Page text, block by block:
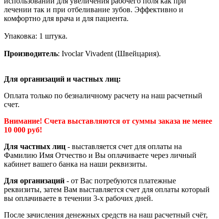
лечении так и при отбеливание зубов. Эффективно и
комфортно для врача и для пациента.
Упаковка: 1 штука.
Производитель: Ivoclar Vivadent (Швейцария).
Для организаций и частных лиц:
Оплата только по безналичному расчету на наш расчетный
счет.
Внимание! Счета выставляются от суммы заказа не менее
10 000 руб!
Для частных лиц - выставляется счет для оплаты на
Фамилию Имя Отчество и Вы оплачиваете через личный
кабинет вашего банка на наши реквизиты.
Для организаций - от Вас потребуются платежные
реквизиты, затем Вам выставляется счет для оплаты который
вы оплачиваете в течении 3-х рабочих дней.
После зачисления денежных средств на наш расчетный счёт,